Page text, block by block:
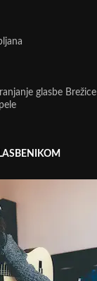
glasbe Brežice